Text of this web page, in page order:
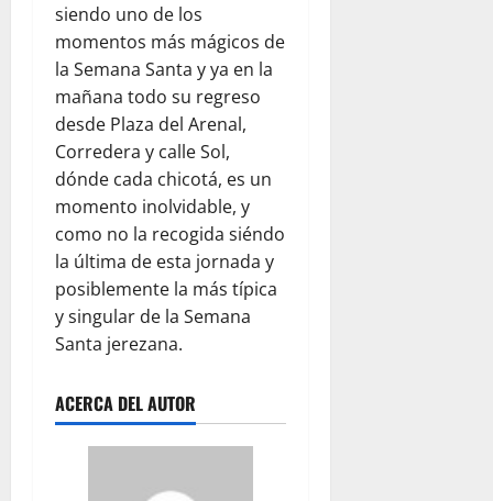
siendo uno de los
momentos más mágicos de
la Semana Santa y ya en la
mañana todo su regreso
desde Plaza del Arenal,
Corredera y calle Sol,
dónde cada chicotá, es un
momento inolvidable, y
como no la recogida siéndo
la última de esta jornada y
posiblemente la más típica
y singular de la Semana
Santa jerezana.
ACERCA DEL AUTOR